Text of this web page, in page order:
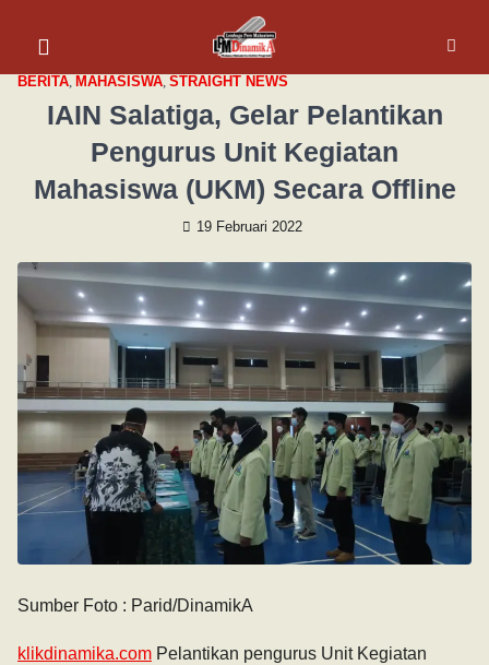
BERITA, MAHASISWA, STRAIGHT NEWS
IAIN Salatiga, Gelar Pelantikan
Pengurus Unit Kegiatan
Mahasiswa (UKM) Secara Offline
19 Februari 2022
Sumber Foto : Parid/DinamikA
klikdinamika.com Pelantikan pengurus Unit Kegiatan